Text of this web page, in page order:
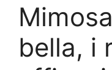
bella, i